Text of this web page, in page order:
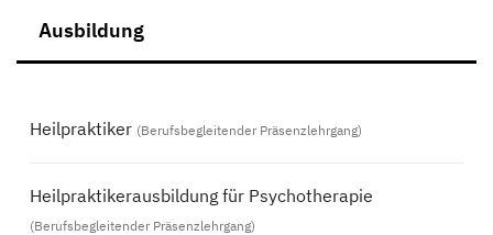
Ausbildung
Heilpraktiker (Berufsbegleitender Präsenzlehrgang)
Heilpraktikerausbildung für Psychotherapie
(Berufsbegleitender Präsenzlehrgang)